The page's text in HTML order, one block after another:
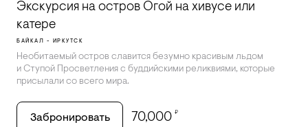
Экскурсия на остров Огой на хивусе или
катере
БАЙКАЛ - ИРКУТСК
Необитаемый остров славится безумно красивым льдом
и Ступой Просветления с буддийскими реликвиями, которые
присылали со всего мира.
Забронировать 70,000 ₽